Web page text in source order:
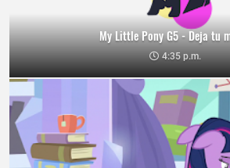
My Little Pony G5 - Deja tu
4:35 p.m.